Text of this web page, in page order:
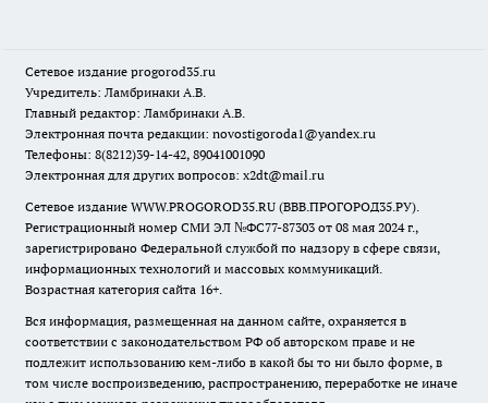
Сетевое издание progorod35.ru
Учредитель: Ламбринаки А.В.
Главный редактор: Ламбринаки А.В.
Электронная почта редакции: novostigoroda1@yandex.ru
Телефоны: 8(8212)39-14-42, 89041001090
Электронная для других вопросов: x2dt@mail.ru
Сетевое издание WWW.PROGOROD35.RU (ВВВ.ПРОГОРОД35.РУ).
Регистрационный номер СМИ ЭЛ №ФС77-87303 от 08 мая 2024 г.,
зарегистрировано Федеральной службой по надзору в сфере связи,
информационных технологий и массовых коммуникаций.
Возрастная категория сайта 16+.
Вся информация, размещенная на данном сайте, охраняется в
соответствии с законодательством РФ об авторском праве и не
подлежит использованию кем-либо в какой бы то ни было форме, в
том числе воспроизведению, распространению, переработке не иначе